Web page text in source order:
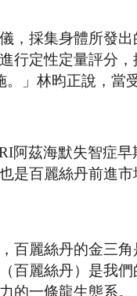
，採集身體所發
行定性定量評分
」林昀正說，當
阿茲海默失智症
是百麗絲丹前進市
百麗絲丹的金三角
百麗絲丹）是我
的一條龍生態系。